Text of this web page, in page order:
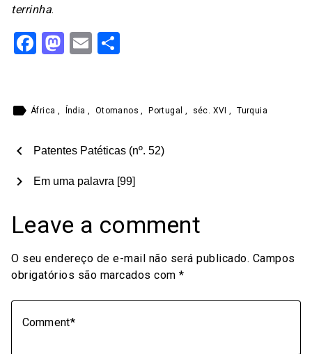
terrinha.
Facebook
Mastodon
Email
label África , Índia, Otomanos, Portugal , séc. XVI, Turquia
chevron_left Patentes Patéticas (nº. 52)
Em uma palavra [99]
chevron_right
Leave a comment
O seu endereço de e-mail não será publicado. Campos
obrigatórios são marcados com *
Comment